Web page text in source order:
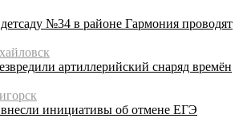
№34 в районе Гармония проводят
артиллерийский снаряд времён
инициативы об отмене ЕГЭ